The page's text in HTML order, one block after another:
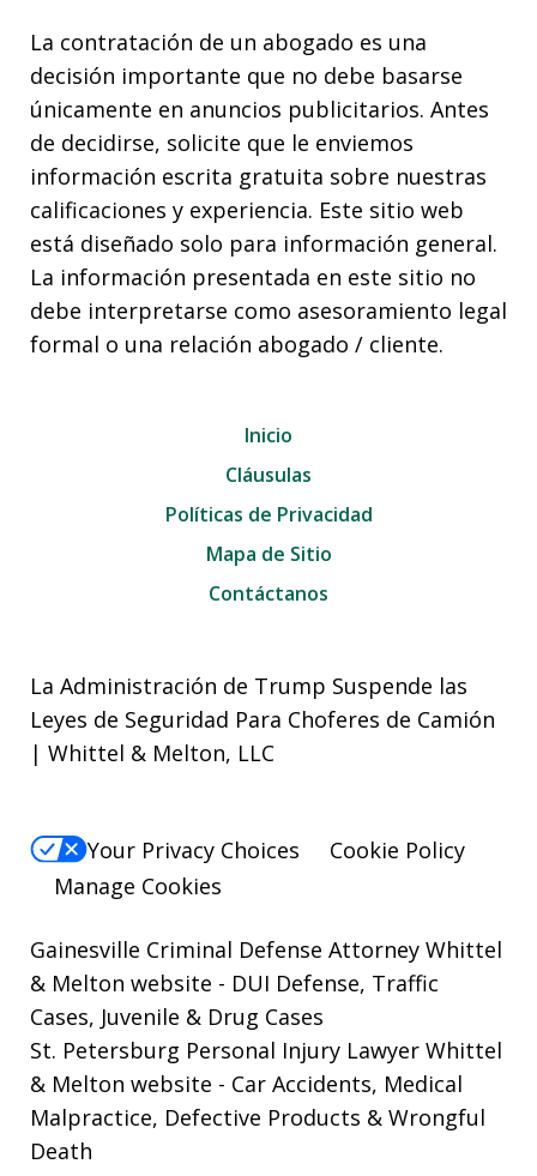
La contratación de un abogado es una
decisión importante que no debe basarse
únicamente en anuncios publicitarios. Antes
de decidirse, solicite que le enviemos
información escrita gratuita sobre nuestras
calificaciones y experiencia. Este sitio web
está diseñado solo para información general.
La información presentada en este sitio no
debe interpretarse como asesoramiento legal
formal o una relación abogado / cliente.
Inicio
Cláusulas
Políticas de Privacidad
Mapa de Sitio
Contáctanos
La Administración de Trump Suspende las
Leyes de Seguridad Para Choferes de Camión
| Whittel & Melton, LLC
Your Privacy Choices
Cookie Policy
Manage Cookies
Gainesville Criminal Defense Attorney Whittel
& Melton website - DUI Defense, Traffic
Cases, Juvenile & Drug Cases
St. Petersburg Personal Injury Lawyer Whittel
& Melton website - Car Accidents, Medical
Malpractice, Defective Products & Wrongful
Death